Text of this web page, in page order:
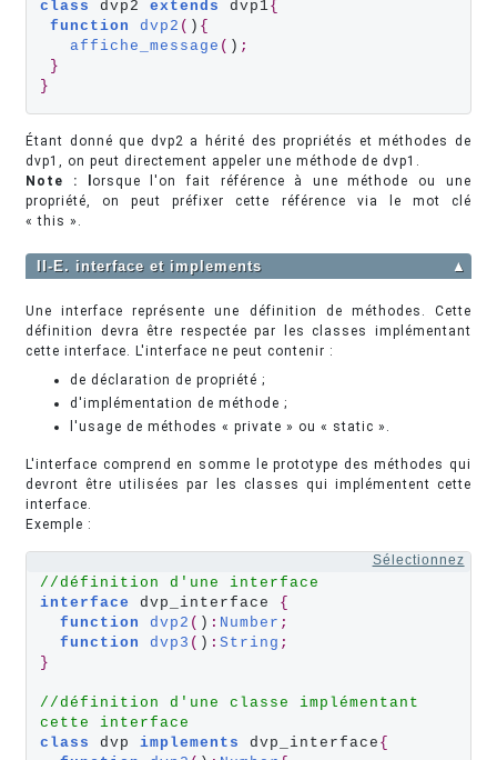
class
dvp2 extends dvp1{
function
dvp2 ( ) {
affiche_message ( ) ;
}
}
Étant donné que dvp2 a hérité des propriétés et méthodes de
dvp1, on peut directement appeler une méthode de dvp1.
Note : l orsque l'on fait référence à une méthode ou une
propriété, on peut préfixer cette référence via le mot clé
« this ».
II-E. interface et implements ▲
Une interface représente une définition de méthodes. Cette
définition devra être respectée par les classes implémentant
cette interface. L'interface ne peut contenir :
de déclaration de propriété ;
d'implémentation de méthode ;
l'usage de méthodes « private » ou « static ».
L'interface comprend en somme le prototype des méthodes qui
devront être utilisées par les classes qui implémentent cette
interface.
Exemple :
Sélectionnez
//définition d'une interface
interface
dvp_interface {
function
dvp2 ( ) : Number ;
function
dvp3 ( ) :String ;
}
//définition d'une classe implémentant
cette interface
class
dvp implements dvp_interface {